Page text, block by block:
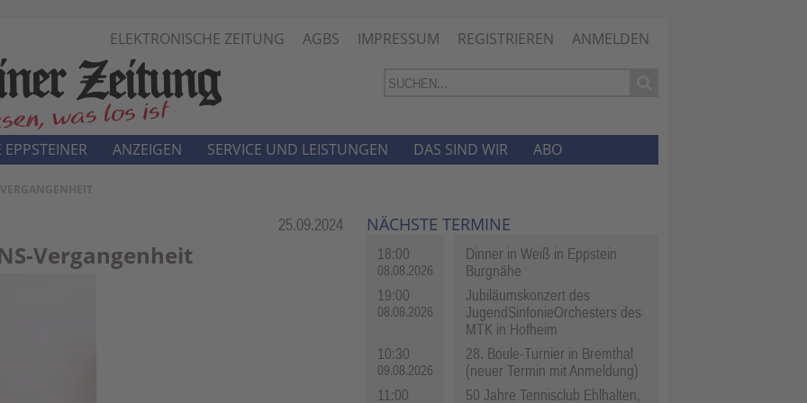
ELEKTRONISCHE ZEITUNG AGBS IMPRESSUM REGISTRIEREN ANMELDEN
Rubrik:
25.09.2024
Vergangenheit
NÄCHSTE TERMINE
18:00
08.08.2026
Dinner in Weiß in Eppstein
Burgnähe
19:00
08.08.2026
Jubiläumskonzert des
JugendSinfonieOrchesters des
MTK in Hofheim
10:30
09.08.2026
28. Boule-Turnier in Bremthal
(neuer Termin mit Anmeldung)
11:00
50 Jahre Tennisclub Ehlhalten,
EPPSTEINER ANZEIGEN SERVICE UND LEISTUNGEN DAS SIND WIR ABO